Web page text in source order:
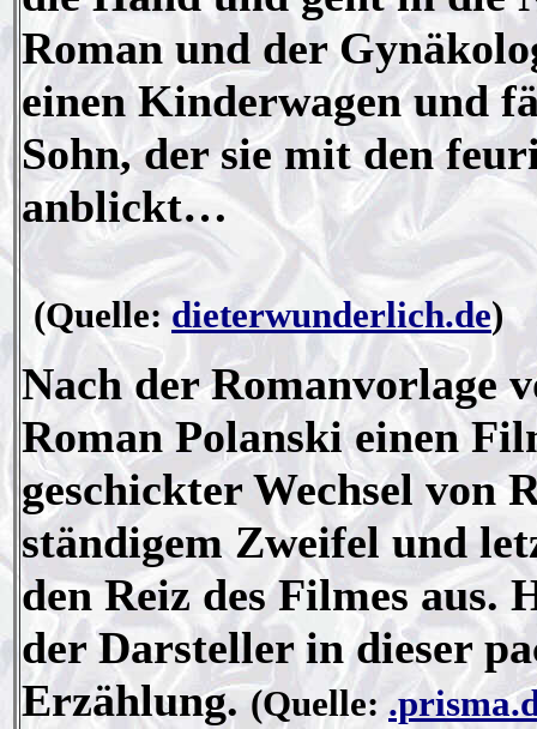
Roman und der
einen Kinderwagen und
Sohn, der sie mit den
anblickt…
(Quelle:dieterwunderlich.de)
Nach der Romanvorlage
Roman Polanski einen
geschickter Wechsel von
ständigem Zweifel und
den Reiz des Filmes aus.
der Darsteller in dieser
Erzählung.(Quelle: